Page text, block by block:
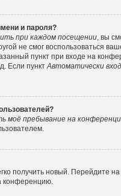
и пароля?
при каждом посещении, вы
не смог воспользоваться
пункт при входе на
Если пунктАвтоматически
моё пребывание на
получить новый. Перейдите
конференцию.